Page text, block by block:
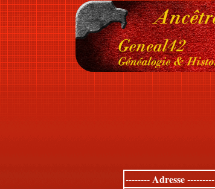
-------- Adresse ---------